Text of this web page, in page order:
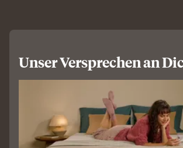
Unser Versprechen an